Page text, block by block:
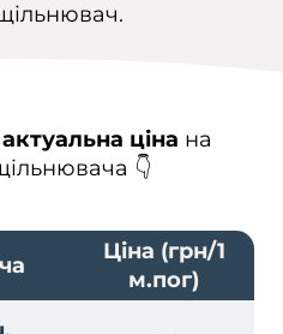
актуальна ціна на
👇
Ціна (грн/1
м.пог)